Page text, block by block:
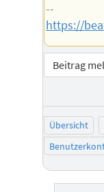
--
https://
Beitrag
Übersicht